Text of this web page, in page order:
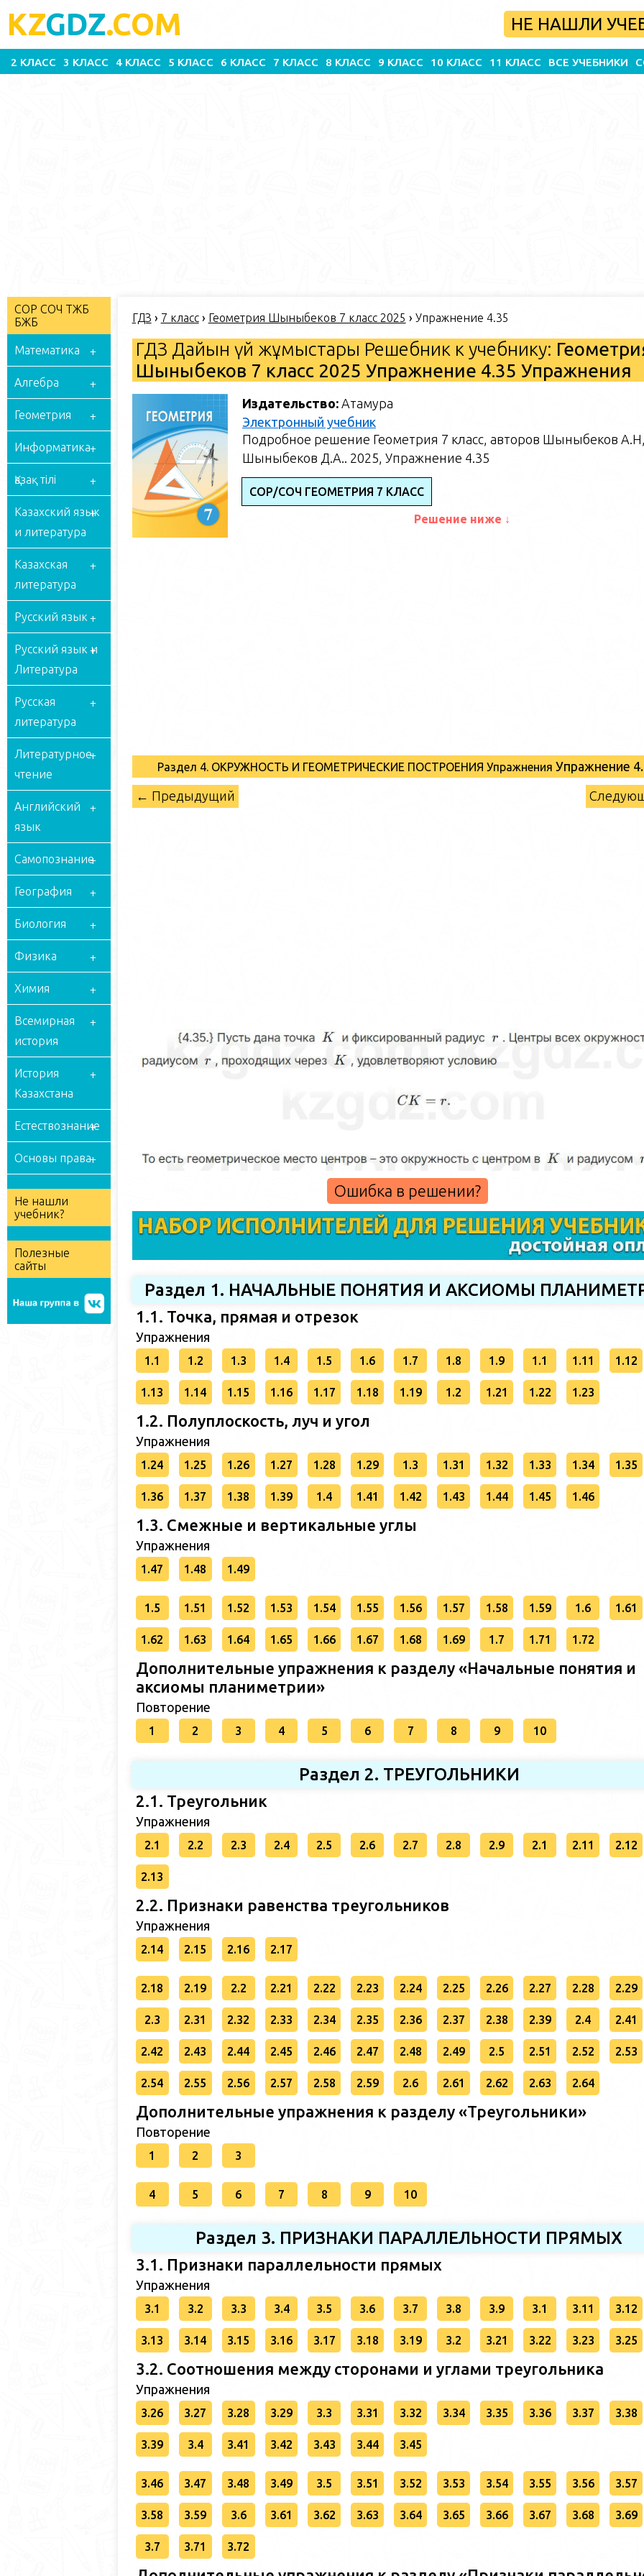
KZGDZ.COM НЕ НАШЛИ
2 КЛАСС 3 КЛАСС 4 КЛАСС 5 КЛАСС 6 КЛАСС 7 КЛАСС 8 КЛАСС 9 КЛАСС 10 КЛАСС 11 КЛАСС ВСЕ УЧЕБНИКИ
СОР СОЧ ТЖБ
БЖБ
Математика
Алгебра
Геометрия
Информатика
Қазақ тілі
Казахский язык
и литература
Казахская
литература
Русский язык
Русский язык и
Литература
Русская
литература
Литературное
чтение
Английский
язык
Самопознание
География
Биология
Физика
Химия
Всемирная
история
История
Казахстана
Естествознание
Основы права
Не нашли
учебник?
Полезные
сайты
ГДЗ › 7 класс› Геометрия Шыныбеков 7 класс 2025 › Упражнение 4.35
ГДЗ Дайын үй жұмыстары Решебник к учебнику:
Шыныбеков 7 класс 2025 Упражнение 4.35 Упражнения
Издательство: Атамура
Электронный учебник
Подробное решение Геометрия 7 класс, авторов Шыныбеков
Шыныбеков Д.А.. 2025, Упражнение 4.35
СОР/СОЧ ГЕОМЕТРИЯ 7 КЛАСС
Решение ниже ↓
Раздел 4. ОКРУЖНОСТЬ И ГЕОМЕТРИЧЕСКИЕ ПОСТРОЕНИЯ Упражнения Упражнение
← Предыдущий
Ошибка в решении?
Раздел 1. НАЧАЛЬНЫЕ ПОНЯТИЯ И АКСИОМЫ
1.1. Точка, прямая и отрезок
Упражнения
1.1 1.2 1.3 1.4 1.5 1.6 1.7 1.8 1.9 1.1 1.11 1.12
1.13 1.14 1.15 1.16 1.17 1.18 1.19 1.2 1.21 1.22 1.23
1.2. Полуплоскость, луч и угол
Упражнения
1.24 1.25 1.26 1.27 1.28 1.29 1.3 1.31 1.32 1.33 1.34 1.35
1.36 1.37 1.38 1.39 1.4 1.41 1.42 1.43 1.44 1.45 1.46
1.3. Смежные и вертикальные углы
Упражнения
1.47 1.48 1.49
1.5 1.51 1.52 1.53 1.54 1.55 1.56 1.57 1.58 1.59 1.6 1.61
1.62 1.63 1.64 1.65 1.66 1.67 1.68 1.69 1.7 1.71 1.72
Дополнительные упражнения к разделу «Начальные понятия и
аксиомы планиметрии»
Повторение
1 2 3 4 5 6 7 8 9 10
Раздел 2. ТРЕУГОЛЬНИКИ
2.1. Треугольник
Упражнения
2.1 2.2 2.3 2.4 2.5 2.6 2.7 2.8 2.9 2.1 2.11 2.12
2.13
2.2. Признаки равенства треугольников
Упражнения
2.14 2.15 2.16 2.17
2.18 2.19 2.2 2.21 2.22 2.23 2.24 2.25 2.26 2.27 2.28 2.29
2.3 2.31 2.32 2.33 2.34 2.35 2.36 2.37 2.38 2.39 2.4 2.41
2.42 2.43 2.44 2.45 2.46 2.47 2.48 2.49 2.5 2.51 2.52 2.53
2.54 2.55 2.56 2.57 2.58 2.59 2.6 2.61 2.62 2.63 2.64
Дополнительные упражнения к разделу «Треугольники»
Повторение
1 2 3
4 5 6 7 8 9 10
Раздел 3. ПРИЗНАКИ ПАРАЛЛЕЛЬНОСТИ ПРЯМЫХ
3.1. Признаки параллельности прямых
Упражнения
3.1 3.2 3.3 3.4 3.5 3.6 3.7 3.8 3.9 3.1 3.11 3.12
3.13 3.14 3.15 3.16 3.17 3.18 3.19 3.2 3.21 3.22 3.23 3.25
3.2. Соотношения между сторонами и углами треугольника
Упражнения
3.26 3.27 3.28 3.29 3.3 3.31 3.32 3.34 3.35 3.36 3.37 3.38
3.39 3.4 3.41 3.42 3.43 3.44 3.45
3.46 3.47 3.48 3.49 3.5 3.51 3.52 3.53 3.54 3.55 3.56 3.57
3.58 3.59 3.6 3.61 3.62 3.63 3.64 3.65 3.66 3.67 3.68 3.69
3.7 3.71 3.72